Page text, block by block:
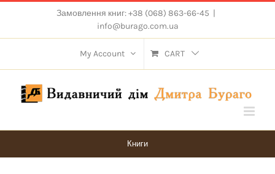
content
Замовлення книг: +38 (068) 863-66-45 |
info@burago.com.ua
My Account CART
Книги